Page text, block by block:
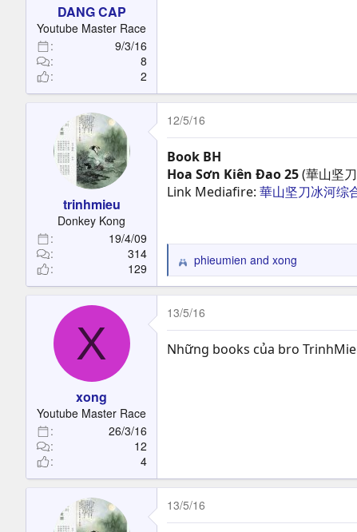
DANG CAP
Youtube Master Race
9/3/16
8
2
trinhmieu
Donkey Kong
19/4/09
314
129
12/5/16
Book BH
Hoa Sơn Kiên Đao 25(華山坚
Link Mediafire: 華山坚刀冰河综
R
e
a
c
t
i
o
phieumien and xong
X
xong
Youtube Master Race
26/3/16
12
4
13/5/16
Những books của bro
13/5/16